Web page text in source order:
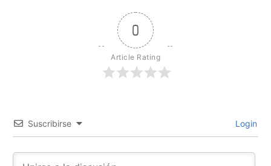
0
Article Rating
Suscribirse Login